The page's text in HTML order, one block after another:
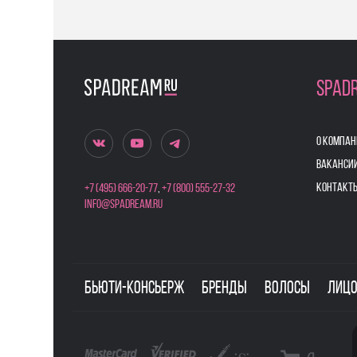
+7 (495) 666-20-77,+7 (800) 555-27-32
info@spadream.ru
О
Бьюти-консьерж Бренды Волосы